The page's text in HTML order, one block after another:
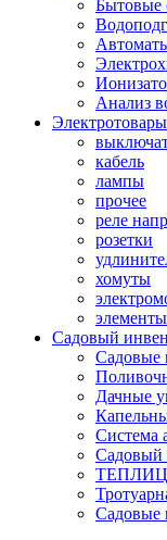
Бытовые
Анализ
Электротовары
кабель
лампы
прочее
реле
розетки
хомуты
Садовый
Садовые
Дачные
Система
Садовый
Садовые